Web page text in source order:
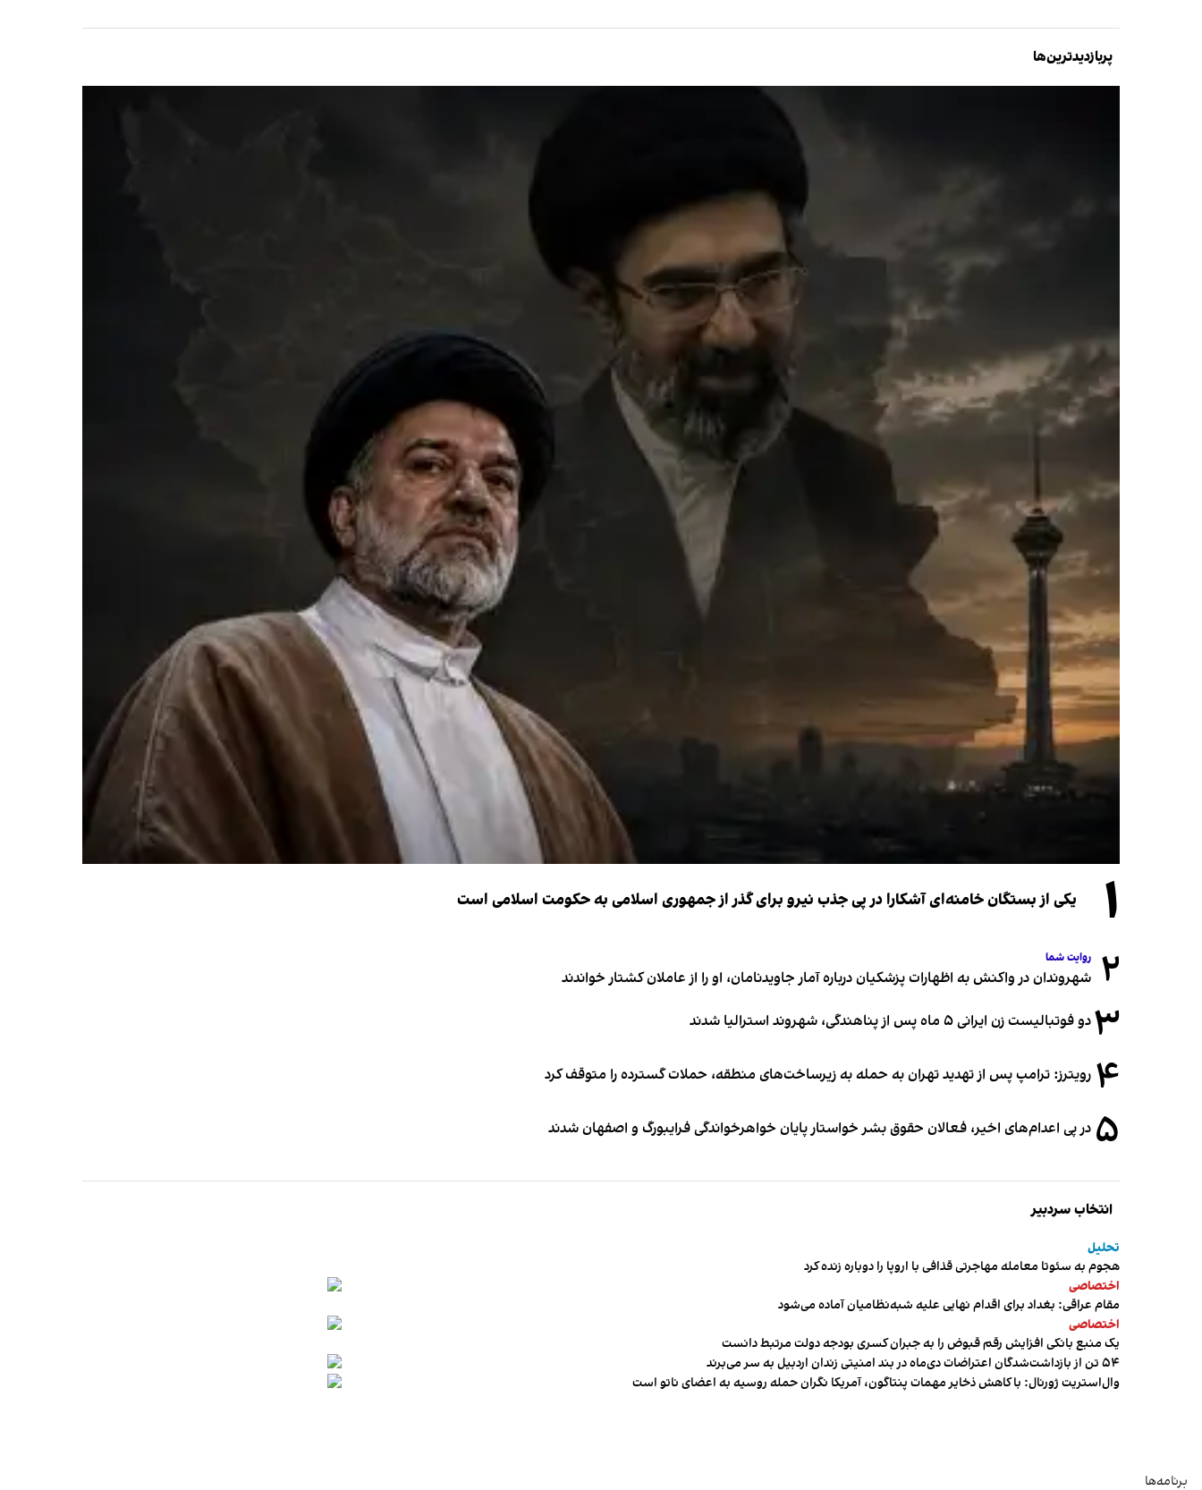
پربازدیدترین‌ها
۱ یکی از بستگان خامنه‌ای آشکارا در پی جذب نیرو برای گذر از جمهوری اسلامی به حکومت اسلامی است
۲ روایت شما
شهروندان در واکنش به اظهارات پزشکیان درباره آمار جاویدنامان، او را از عاملان کشتار خواندند
۳دو فوتبالیست زن ایرانی ۵ ماه پس از پناهندگی، شهروند استرالیا شدند
۴ رویترز: ترامپ پس از تهدید تهران به حمله به زیرساخت‌های منطقه، حملات گسترده را متوقف کرد
۵ در پی اعدام‌های اخیر، فعالان حقوق بشر خواستار پایان خواهرخواندگی فرایبورگ و اصفهان شدند
انتخاب سردبیر
تحلیل
هجوم به سئوتا معامله مهاجرتی قذافی با اروپا را دوباره زنده کرد
اختصاصی
مقام عراقی: بغداد برای اقدام نهایی علیه شبه‌نظامیان آماده می‌شود
اختصاصی
یک منبع بانکی افزایش رقم قبوض را به جبران کسری بودجه دولت مرتبط دانست
۵۴ تن از بازداشت‌شدگان اعتراضات دی‌ماه در بند امنیتی زندان اردبیل به سر می‌برند
وال‌استریت ژورنال: با کاهش ذخایر مهمات پنتاگون، آمریکا نگران حمله روسیه به اعضای ناتو‌ است
برنامه‌ها